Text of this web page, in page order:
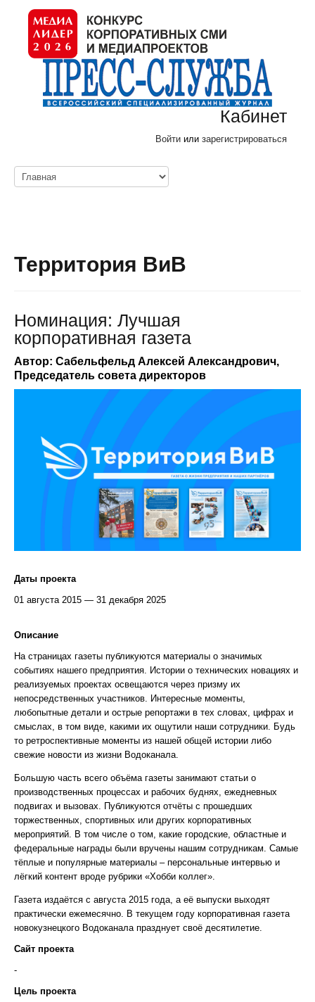
Кабинет
Войти или зарегистрироваться
Территория ВиВ
Номинация: Лучшая
корпоративная газета
Автор: Сабельфельд Алексей Александрович,
Председатель совета директоров
Даты проекта
01 августа 2015 — 31 декабря 2025
Описание
На страницах газеты публикуются материалы о значимых
событиях нашего предприятия. Истории о технических новациях и
реализуемых проектах освещаются через призму их
непосредственных участников. Интересные моменты,
любопытные детали и острые репортажи в тех словах, цифрах и
смыслах, в том виде, какими их ощутили наши сотрудники. Будь
то ретроспективные моменты из нашей общей истории либо
свежие новости из жизни Водоканала.
Большую часть всего объёма газеты занимают статьи о
производственных процессах и рабочих буднях, ежедневных
подвигах и вызовах. Публикуются отчёты с прошедших
торжественных, спортивных или других корпоративных
мероприятий. В том числе о том, какие городские, областные и
федеральные награды были вручены нашим сотрудникам. Самые
тёплые и популярные материалы – персональные интервью и
лёгкий контент вроде рубрики «Хобби коллег».
Газета издаётся с августа 2015 года, а её выпуски выходят
практически ежемесячно. В текущем году корпоративная газета
новокузнецкого Водоканала празднует своё десятилетие.
Сайт проекта
-
Цель проекта